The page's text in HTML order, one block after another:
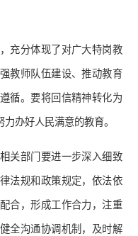
充分体现了对广大特岗教
教师队伍建设、推动教育
循。要将回信精神转化为
办好人民满意的教育。
关部门要进一步深入细致
法规和政策规定，依法依
合，形成工作合力，注重
全沟通协调机制，及时解